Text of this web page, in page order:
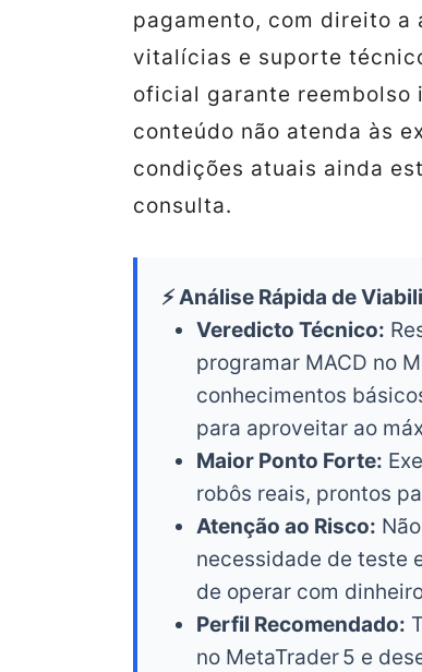
pagamento, com direito a
vitalícias e suporte
oficial garante reembolso
conteúdo não atenda às
condições atuais ainda
consulta.
⚡ Análise Rápida de
Veredicto Técnico:
programar MACD no
conhecimentos
para aproveitar ao
Maior Ponto Forte:
robôs reais, prontos
Atenção ao Risco:
necessidade de teste
de operar com
Perfil Recomendado:
no MetaTrader 5 e